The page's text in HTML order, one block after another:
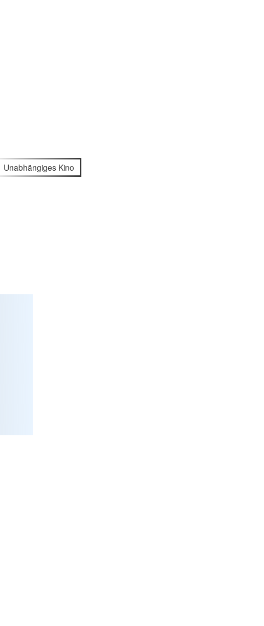
Unabhängiges Kino